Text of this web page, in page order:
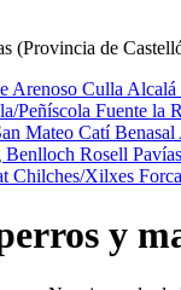
(Provincia de
Arenoso Culla Alcalá
Peñíscola Fuente la
Mateo CatíBenasal
Benlloch Rosell Pavías
Chilches/Xilxes
y